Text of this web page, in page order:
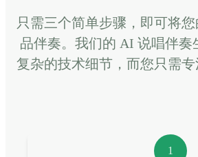
只需三个简单步骤，即可将
品伴奏。我们的 AI 说唱伴奏
复杂的技术细节，而您只需专
1